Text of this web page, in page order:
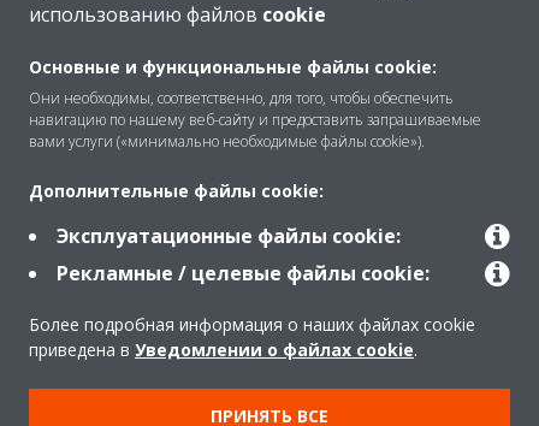
Решения
Помощь
Продукты
Copyright © Daikin
использованию файлов cookie
Основные и функциональные файлы cookie:
Они необходимы, соответственно, для того, чтобы обеспечить
навигацию по нашему веб-сайту и предоставить запрашиваемые
вами услуги («минимально необходимые файлы cookie»).
Дополнительные файлы cookie:
Эксплуатационные файлы cookie:
Рекламные / целевые файлы cookie:
Более подробная информация о наших файлах cookie
приведена в Уведомлении о файлах cookie.
ПРИНЯТЬ ВСЕ